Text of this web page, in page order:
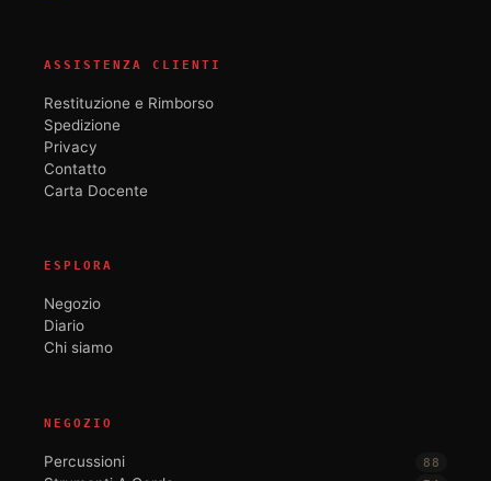
ASSISTENZA CLIENTI
Restituzione e Rimborso
Spedizione
Privacy
Contatto
Carta Docente
ESPLORA
Negozio
Diario
Chi siamo
NEGOZIO
Percussioni 88